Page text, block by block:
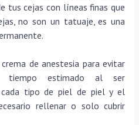
tus cejas con líneas finas que
no son un tatuaje, es una
de anestesia para evitar
tiempo estimado al ser
cada tipo de piel de piel y el
rellenar o solo cubrir